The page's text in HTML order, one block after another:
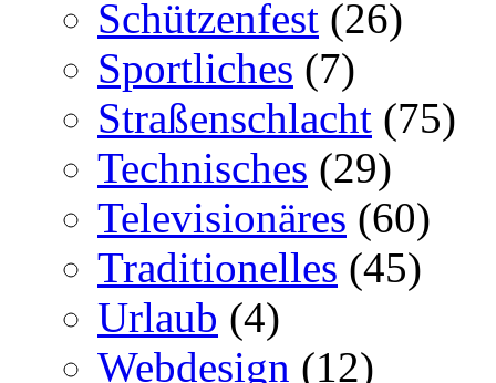
Schützenfest (26)
Sportliches (7)
Straßenschlacht (75)
Technisches (29)
Televisionäres (60)
Traditionelles (45)
Urlaub (4)
Webdesign (12)